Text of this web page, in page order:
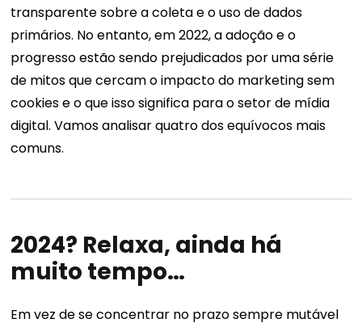
transparente sobre a coleta e o uso de dados
primários. No entanto, em 2022, a adoção e o
progresso estão sendo prejudicados por uma série
de mitos que cercam o impacto do marketing sem
cookies e o que isso significa para o setor de mídia
digital. Vamos analisar quatro dos equívocos mais
comuns.
2024? Relaxa, ainda há
muito tempo…
Em vez de se concentrar no prazo sempre mutável